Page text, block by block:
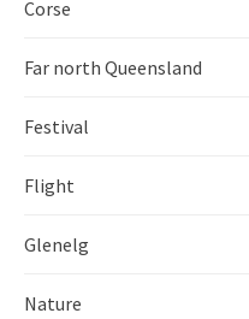
Corse
Far north Queensland
Festival
Flight
Glenelg
Nature